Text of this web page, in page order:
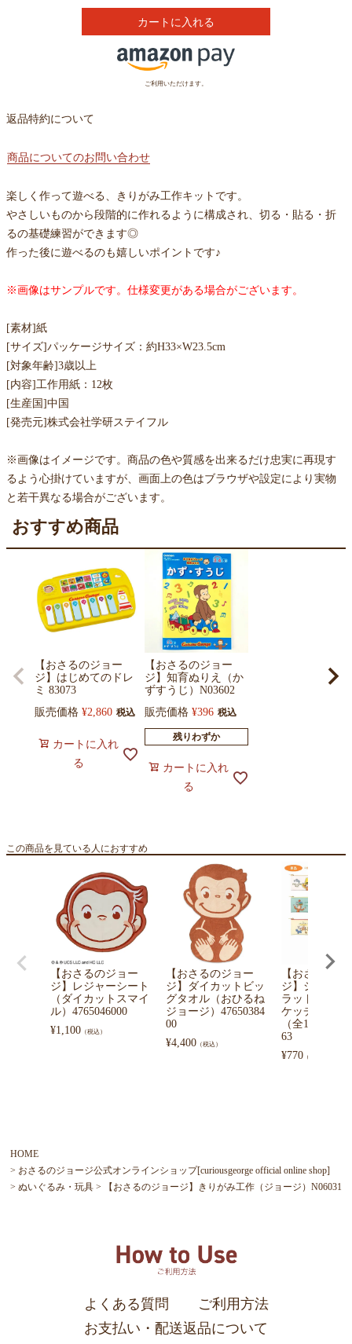
カートに入れる
ご利用いただけます。
返品特約について
商品についてのお問い合わせ
楽しく作って遊べる、きりがみ工作キットです。
やさしいものから段階的に作れるように構成され、切る・貼る・折
るの基礎練習ができます◎
作った後に遊べるのも嬉しいポイントです♪
※画像はサンプルです。仕様変更がある場合がございます。
[素材]紙
[サイズ]パッケージサイズ：約H33×W23.5cm
[対象年齢]3歳以上
[内容]工作用紙：12枚
[生産国]中国
[発売元]株式会社学研ステイフル
※画像はイメージです。商品の色や質感を出来るだけ忠実に再現す
るよう心掛けていますが、画面上の色はブラウザや設定により実物
と若干異なる場合がございます。
おすすめ商品
【おさるのジョー
ジ】はじめてのドレ
ミ 83073
販売価格 ¥2,860 税込
カートに入れ
る
【おさるのジョー
ジ】知育ぬりえ（か
ずすうじ）N03602
販売価格 ¥396 税込
残りわずか
カートに入れ
る
この商品を見ている人におすすめ
【おさるのジョー
ジ】レジャーシート
（ダイカットスマイ
ル）4765046000
¥1,100 （税込）
【おさるのジョー
ジ】ダイカットビッ
グタオル（おひるね
ジョージ）47650384
00
¥4,400 （税込）
【おさるのジ
ジ】シークレ
ラットミニポ
ケッチスタイ
（全10種）
63
¥770 （税込）
HOME
おさるのジョージ公式オンラインショップ[curiousgeorge official online shop]
ぬいぐるみ・玩具
【おさるのジョージ】きりがみ工作（ジョージ）N06031
よくある質問
ご利用方法
お支払い・配送返品について